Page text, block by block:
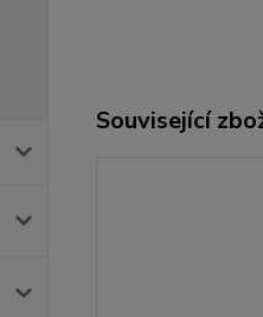
Související